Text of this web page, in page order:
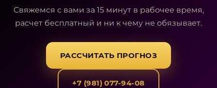
Свяжемся с вами за 15 минут в рабочее время,
расчет бесплатный и ни к чему не обязывает.
РАССЧИТАТЬ ПРОГНОЗ
+7 (981) 077-94-08